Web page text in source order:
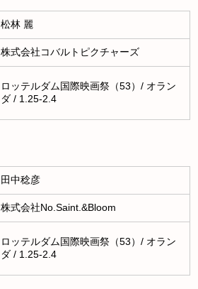
松林 麗
株式会社コバルトピクチャーズ
ロッテルダム国際映画祭（53）/ オラン
ダ / 1.25-2.4
田中稔彦
株式会社No.Saint.&Bloom
ロッテルダム国際映画祭（53）/ オラン
ダ / 1.25-2.4